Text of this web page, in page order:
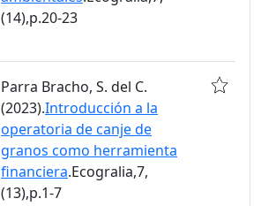
(14),p.20-23
Parra Bracho, S. del C.
(2023).Introducción a la
operatoria de canje de
granos como herramienta
financiera.Ecogralia,7,
(13),p.1-7